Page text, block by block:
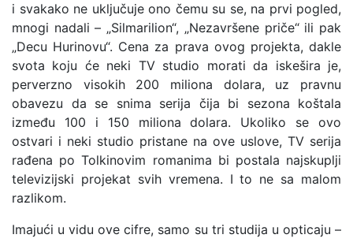
i svakako ne uključuje ono čemu su se, na prvi pogled,
mnogi nadali – „Silmarilion“, „Nezavršene priče“ ili pak
„Decu Hurinovu“. Cena za prava ovog projekta, dakle
svota koju će neki TV studio morati da iskešira je,
perverzno visokih 200 miliona dolara, uz pravnu
obavezu da se snima serija čija bi sezona koštala
između 100 i 150 miliona dolara. Ukoliko se ovo
ostvari i neki studio pristane na ove uslove, TV serija
rađena po Tolkinovim romanima bi postala najskuplji
televizijski projekat svih vremena. I to ne sa malom
razlikom.
Imajući u vidu ove cifre, samo su tri studija u opticaju –